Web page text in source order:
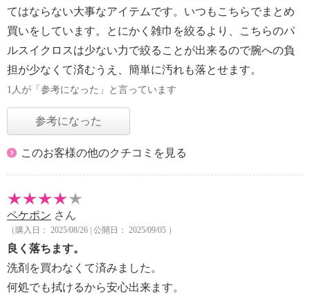
てはならない大事なアイテムです。いつもこちらでまとめ
買いをしています。とにかく雑巾を絞るより、こちらのパ
ルスイクロスは少ない力で絞ることが出来るので腕への負
担が少なくて済むうえ、簡単に汚れも落とせます。
1人が「参考になった」と言っています
参考になった
このお客様の他のクチコミを見る
ペケポン さん
（購入日： 2025/08/26 | 公開日： 2025/09/05 ）
良く落ちます。
洗剤を買わなくて済みました。
何処でも拭けるから安心出来ます。